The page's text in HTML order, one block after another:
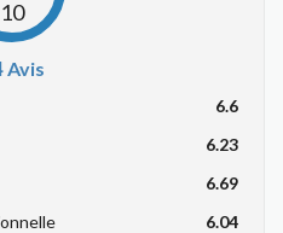
10
Avis
6.6
6.23
6.69
6.04